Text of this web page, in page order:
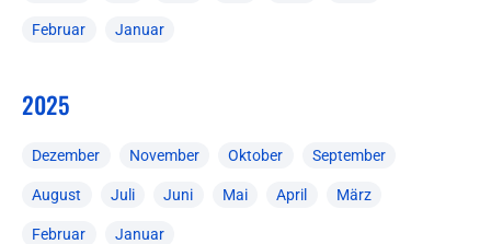
Februar Januar
2025
Dezember November Oktober September
August Juli Juni Mai April März
Februar Januar